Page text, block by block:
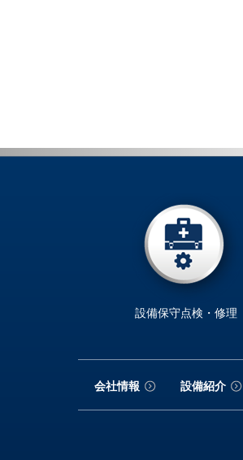
設備保守点検・修理
会社情報 設備紹介